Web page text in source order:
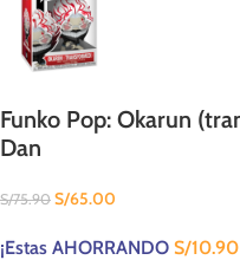
Funko Pop: Okarun
Dan
S/75.90 S/65.00
¡Estas AHORRANDO S/10.90